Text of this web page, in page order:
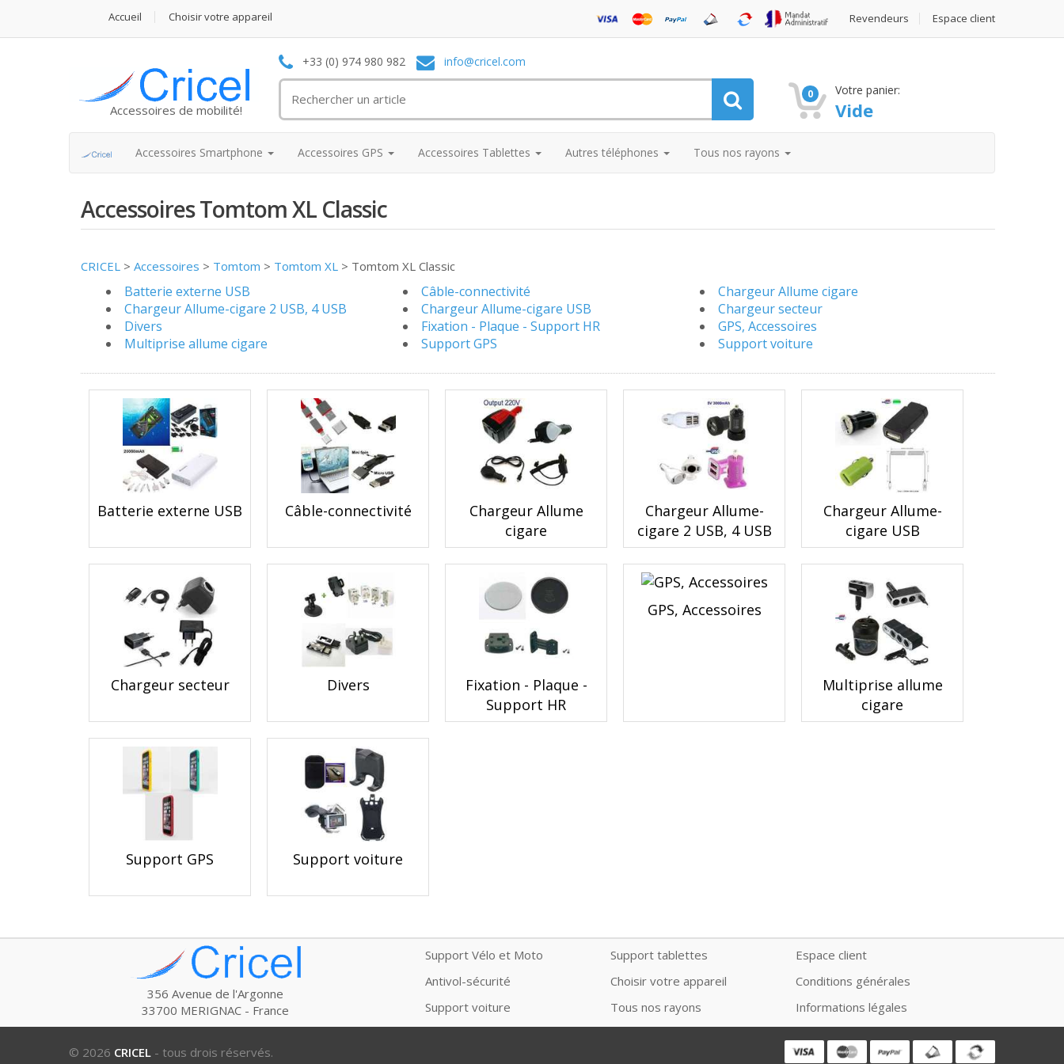
Accueil Choisir votre appareil Revendeurs Espace client
Accessoires de mobilité!
+33 (0) 974 980 982 info@cricel.com
0 Votre panier:
Vide
Accessoires Smartphone Accessoires GPS Accessoires Tablettes Autres téléphones Tous nos rayons
Accessoires Tomtom XL Classic
CRICEL > Accessoires > Tomtom > Tomtom XL > Tomtom XL Classic
Batterie externe USB Câble-connectivité
Chargeur Allume cigare
Chargeur Allume-cigare 2 USB, 4 USB
Chargeur Allume-cigare USB
Chargeur secteur
Divers
Fixation - Plaque - Support HR
GPS, Accessoires
Multiprise allume cigare
Support GPS Support voiture
Batterie externe USB Câble-connectivité
Chargeur Allume
cigare
Chargeur Allume-
cigare 2 USB, 4 USB
Chargeur Allume-
cigare USB
Chargeur secteur Divers
Fixation - Plaque -
Support HR
GPS, Accessoires
Multiprise allume
cigare
Support GPS Support voiture
356 Avenue de l'Argonne
33700 MERIGNAC - France
Support Vélo et Moto
Antivol-sécurité
Support voiture
Support tablettes
Choisir votre appareil
Tous nos rayons
Espace client
Conditions générales
Informations légales
© 2026 CRICEL - tous drois réservés.